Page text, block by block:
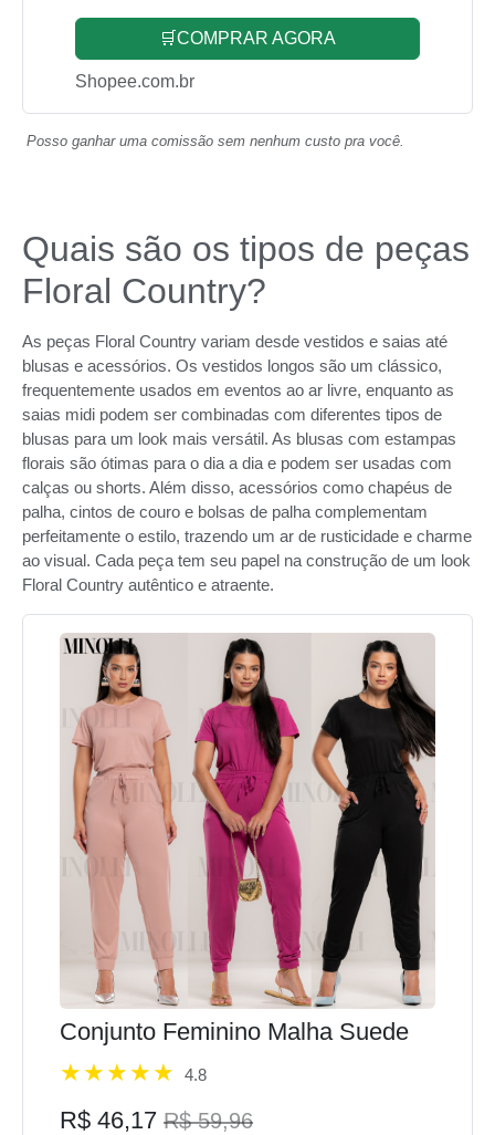
🛒COMPRAR AGORA
Shopee.com.br
Posso ganhar uma comissão sem nenhum custo pra você.
Quais são os tipos de peças
Floral Country?
As peças Floral Country variam desde vestidos e saias até
blusas e acessórios. Os vestidos longos são um clássico,
frequentemente usados em eventos ao ar livre, enquanto as
saias midi podem ser combinadas com diferentes tipos de
blusas para um look mais versátil. As blusas com estampas
florais são ótimas para o dia a dia e podem ser usadas com
calças ou shorts. Além disso, acessórios como chapéus de
palha, cintos de couro e bolsas de palha complementam
perfeitamente o estilo, trazendo um ar de rusticidade e charme
ao visual. Cada peça tem seu papel na construção de um look
Floral Country autêntico e atraente.
Conjunto Feminino Malha Suede
4.8
R$ 46,17 R$ 59,96